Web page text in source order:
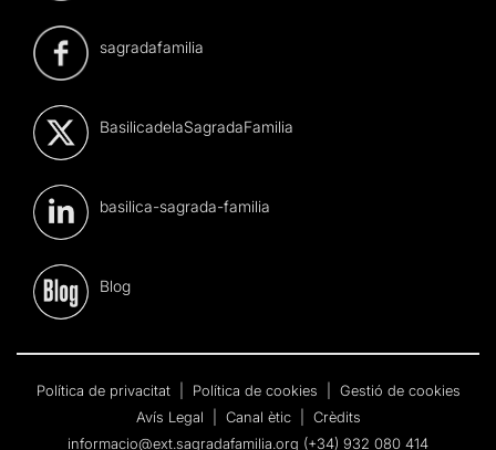
sagradafamilia
BasilicadelaSagradaFamilia
basilica-sagrada-familia
Blog
Política de privacitat Política de cookies
Gestió de cookies
Avís Legal
Canal ètic
Crèdits
informacio@ext.sagradafamilia.org (+34) 932 080 414